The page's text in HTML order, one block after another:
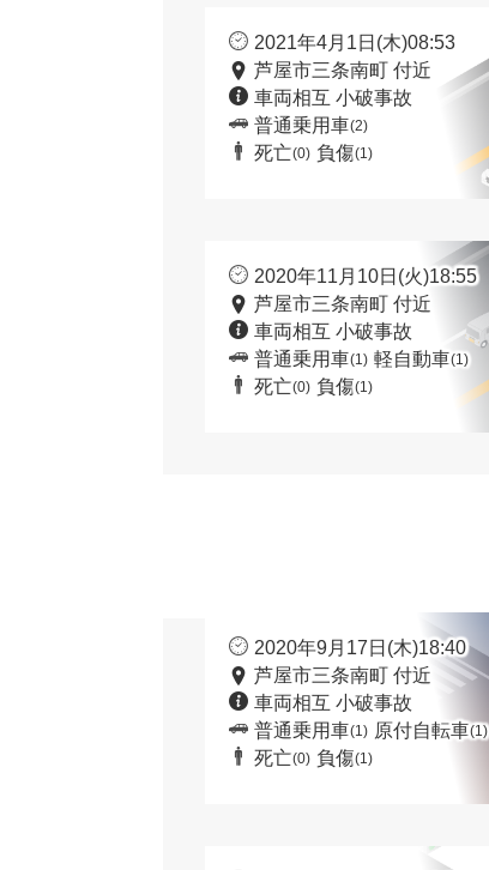
2021年4月1日(木)08:53
芦屋市三条南町 付近
車両相互 小破事故
普通乗用車(2)
死亡(0) 負傷(1)
2020年11月10日(火)18:55
芦屋市三条南町 付近
車両相互 小破事故
普通乗用車(1) 軽自動車(1)
死亡(0) 負傷(1)
2020年9月17日(木)18:40
芦屋市三条南町 付近
車両相互 小破事故
普通乗用車(1) 原付自転車(1)
死亡(0) 負傷(1)